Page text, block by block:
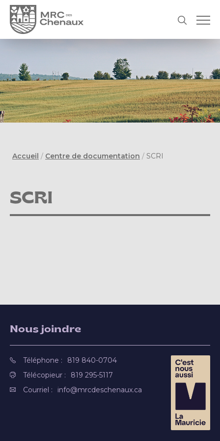
Accueil / Centre de documentation / SCRI
SCRI
Nous joindre
Téléphone :
819 840-0704
Télécopieur :
819 295-5117
Courriel :
info@mrcdeschenaux.ca